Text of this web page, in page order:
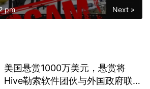
Next »
pm
美国悬赏1000万美元，悬赏将
Hive勒索软件团伙与外国政府联系